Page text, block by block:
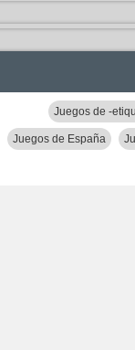
Juegos de -
Juegos de España